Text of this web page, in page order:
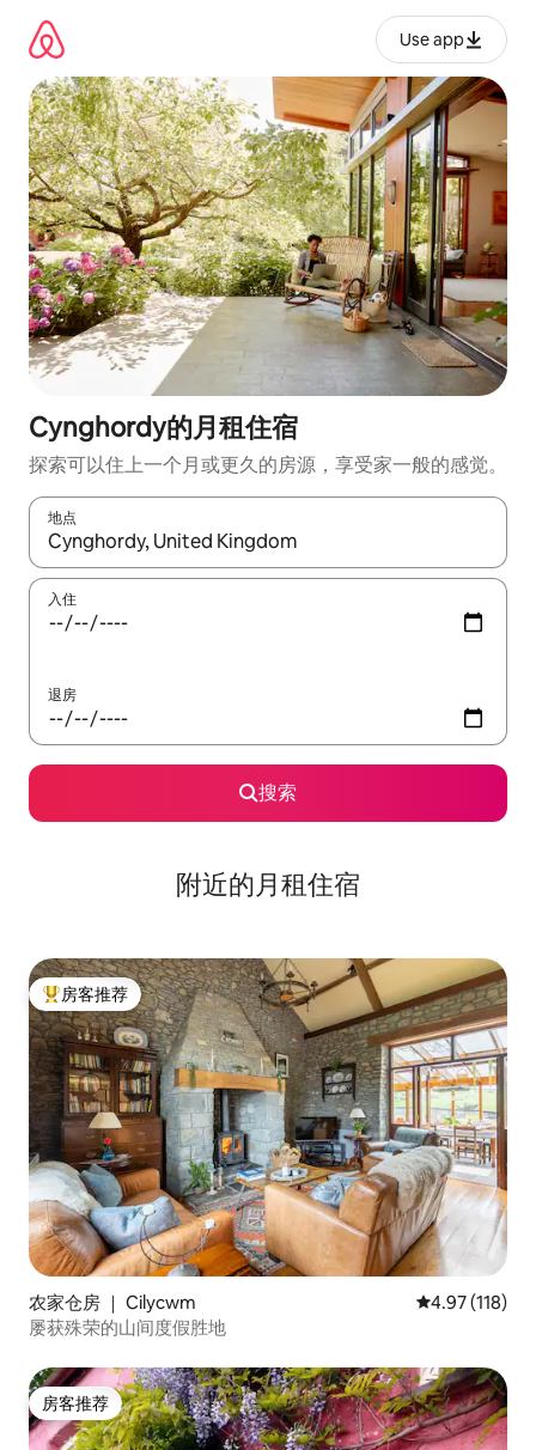
Use app
Cynghordy的月租住宿
探索可以住上一个月或更久的房源，享受家一般的感觉。
地点
如有搜索结果，请使用上下方向键查看，或通过点击或滑动手势
入住
退房
搜索
附近的月租住宿
热门「房客推荐」
房客推荐
农家仓房 ｜ Cilycwm 平均评分 4.97
4.97 (118)
屡获殊荣的山间度假胜地
房客推荐
房客推荐